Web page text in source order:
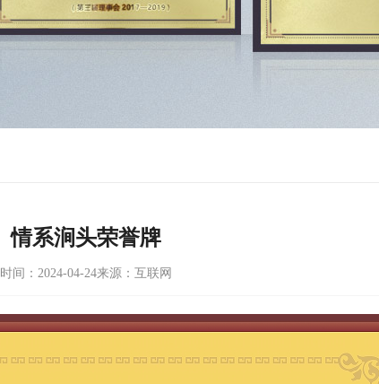
情系涧头荣誉牌
时间：2024-04-24来源：互联网